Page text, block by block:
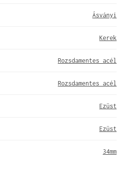
Ásványi
Kerek
Rozsdamentes acél
Rozsdamentes acél
Ezüst
Ezüst
34mm